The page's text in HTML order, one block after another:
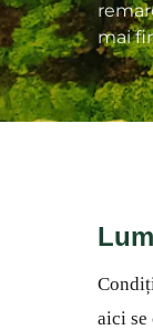
mai
aici se